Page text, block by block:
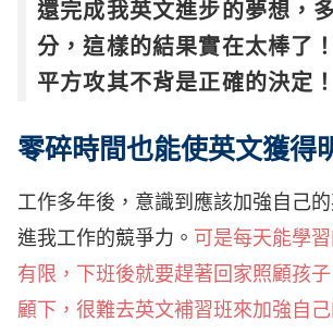
還完成我英文進步的夢想，
分，這樣的結果實在太棒了
平方攻其不背是正確的決定！
零碎時間也能使英文獲得
工作多年後，意識到應該加強自己
進我工作的競爭力。 可是每天能學
有限，下班後就要趕著回家照顧孩
顧下，很難去英文補習班來加強自